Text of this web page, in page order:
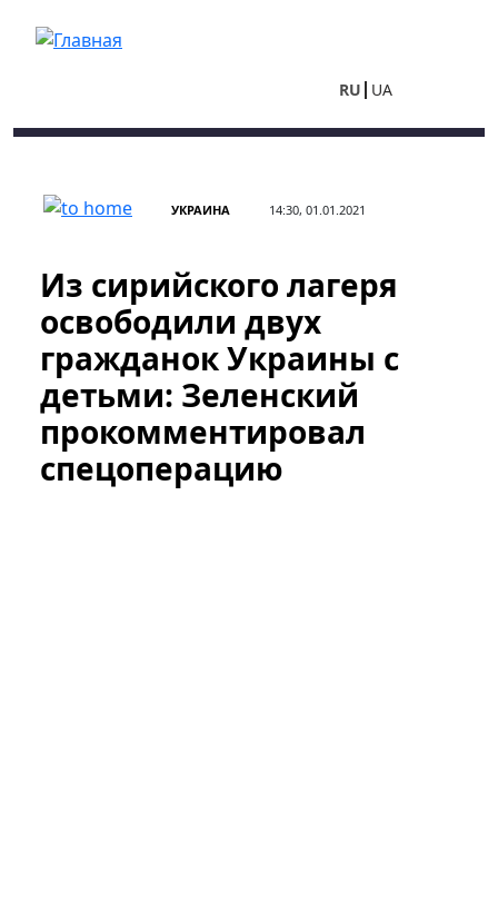
RU UA
УКРАИНА 14:30, 01.01.2021
Из сирийского лагеря
освободили двух
гражданок Украины с
детьми: Зеленский
прокомментировал
спецоперацию